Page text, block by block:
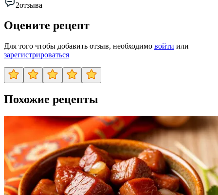
2отзыва
Оцените рецепт
Для того чтобы добавить отзыв, необходимо войти или
зарегистрироваться
Похожие рецепты